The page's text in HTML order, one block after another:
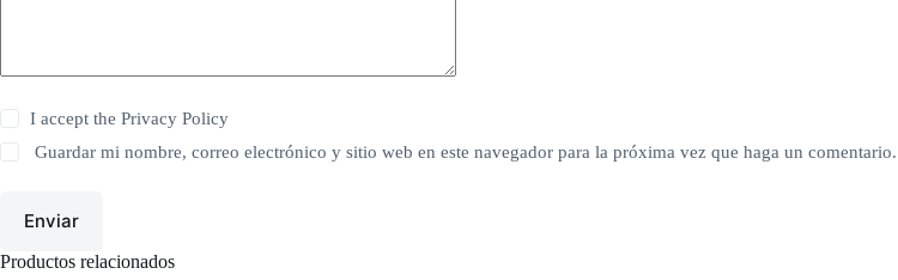
I accept thePrivacy Policy
Guardar mi nombre, correo electrónico y sitio web en este navegador para la próxima vez que haga un comentario.
Enviar
Productos relacionados